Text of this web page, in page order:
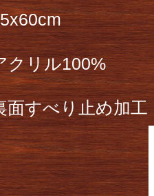
クリル100%
面すべり止め加工